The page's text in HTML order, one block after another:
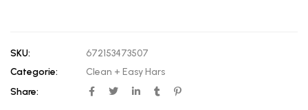
SKU:
672153473507
Categorie:
Clean + Easy Hars
Share: